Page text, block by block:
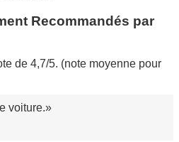
Recommandés par
de 4,7/5. (note moyenne pour
voiture.